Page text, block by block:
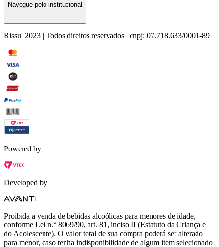
Navegue pelo institucional
Rissul 2023 | Todos direitos reservados | cnpj: 07.718.633/0001-89
Powered by
Developed by
Proibida a venda de bebidas alcoólicas para menores de idade,
conforme Lei n.° 8069/90, art. 81, inciso II (Estatuto da Criança e
do Adolescente). O valor total de sua compra poderá ser alterado
para menor, caso tenha indisponibilidade de algum item selecionado